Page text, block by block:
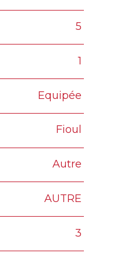
5
1
Equipée
Fioul
Autre
AUTRE
3